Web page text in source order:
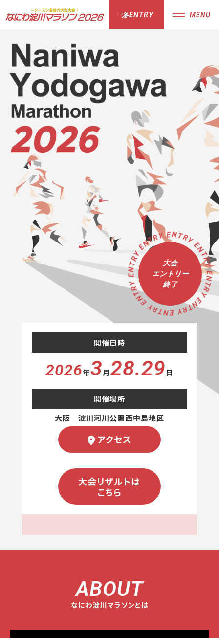
ENTRY MENU
ENTRY ENTRY ENTRY ENTRY ENTRY ENTRY ENTRY ENTRY ENTRY ENTRY
大会
エントリー
終了
開催日時
2026年3月28.29日
開催場所
大阪 淀川河川公園西中島地区
アクセス
大会リザルトは
こちら
ABOUT
なにわ淀川マラソンとは